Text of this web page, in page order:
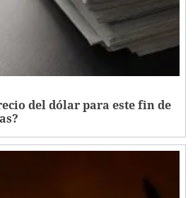
del dólar para este fin de